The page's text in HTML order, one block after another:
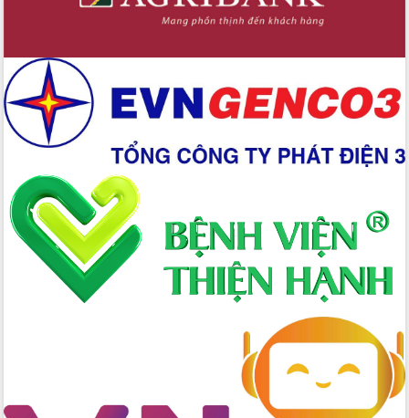
Xây dựng nền hành chính số đồng
hành cùng nông dân dân, doanh nghiệp
đấu có 77% xã đạt chuẩn nông thôn
Chuyển đổi số 'mở đường' cho nông
nghiệp Đắk Lắk tăng trưởng bứt phá
Triển khai đồng bộ đo đạc, lập hồ sơ
địa chính, hoàn thiện cơ sở dữ liệu đất
đai
Ứng dụng sinh trắc học - Bước tiến
trong hành trình chuyển đổi số tại Đắk
Lắk
Đắk Lắk nâng cao hiệu quả công tác
Đảng từ Sổ tay đảng viên điện tử
cấp xã